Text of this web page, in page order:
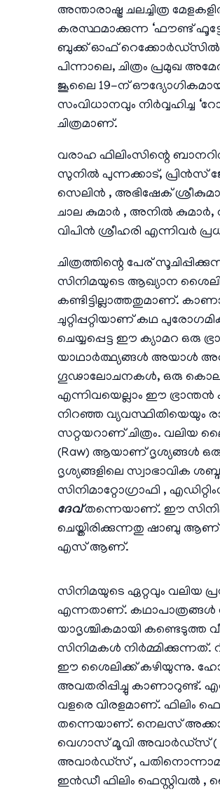
അന്താരാഷ്ട്ര ചലച്ചിത്ര
കരസ്ഥമാക്കുന്ന ‘ഫൗണ്ട്
ബുക്ക് ഓഫ് റെക്കോർഡ്സിൽ
പിന്നാലെ, ചിത്രം പ്രമുഖ
ജൂലൈ 19-ന് ഔദ്യോഗികമായി
സംവിധാനവും നിർവ്വഹിച്ച
ചിത്രമാണ്.
വരാഹ ഫിലിംസിന്റെ
സുനിൽ പുന്നക്കാട്,
സെലിൻ , അഭിഷേക്
ചാല കുമാർ , അനിൽ കുമാർ,
വിപിൻ ശ്രീഹരി എന്നിവർ
ചിത്രത്തിന്റെ പേര്
സിനിമയുടെ ആഖ്യാന ശൈലി
കണ്ടിട്ടില്ലാത്തതുമാണ്.
ചുറ്റിപ്പറ്റിയാണ് കഥ
ചെയ്യപ്പെട്ട ഈ ക്യാമറ ഒരു
യാഥാർത്ഥ്യങ്ങൾ അയാൾ
ഗൂഢാലോചനകൾ, ഒരു
എന്നിവയെല്ലാം ഈ
നിറഞ്ഞ വ്യവസ്ഥിതിയെയും
സറ്റയറാണ് ചിത്രം. വലിയ
(Raw) ആയാണ് ദൃശ്യങ്ങൾ
ദൃശ്യങ്ങളിലെ സ്വാഭാവിക
സിനിമാറ്റോഗ്രാഫി ,
ദേവ്തന്നെയാണ്. ഈ
ചെയ്തിരിക്കുന്നതു ഷാബു ആണ്.
എസ് ആണ്.
സിനിമയുടെ ഏറ്റവും വലിയ
എന്നതാണ്. കഥാപാത്രങ്ങൾ
യാദൃശ്ചികമായി കണ്ടെടുത്ത
സിനിമകൾ നിർമ്മിക്കുന്നത്.
ഈ ശൈലിക്ക് കഴിയുന്നു.
അവതരിപ്പിച്ചു കാണാറുണ്ട്.
വളരെ വിരളമാണ്. ഫിലിം
തന്നെയാണ്. നെലസ്
വെഗാസ് മൂവി അവാർഡ്‌സ് (
അവാർഡ്‌സ് ,
ഇൻഡീ ഫിലിം ഫെസ്റ്റിവൽ